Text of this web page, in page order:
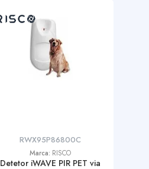
RWX95P86800C
Marca: RISCO
Detetor iWAVE PIR PET via